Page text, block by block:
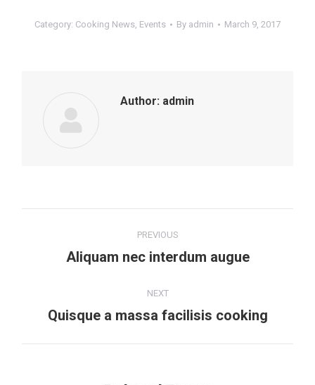
Category: Cooking News, Events By admin March 9, 2017
Author: admin
Post
navigationPREVIOUS
Previous
Aliquam nec interdum augue
NEXT
Next
Quisque a massa facilisis cooking